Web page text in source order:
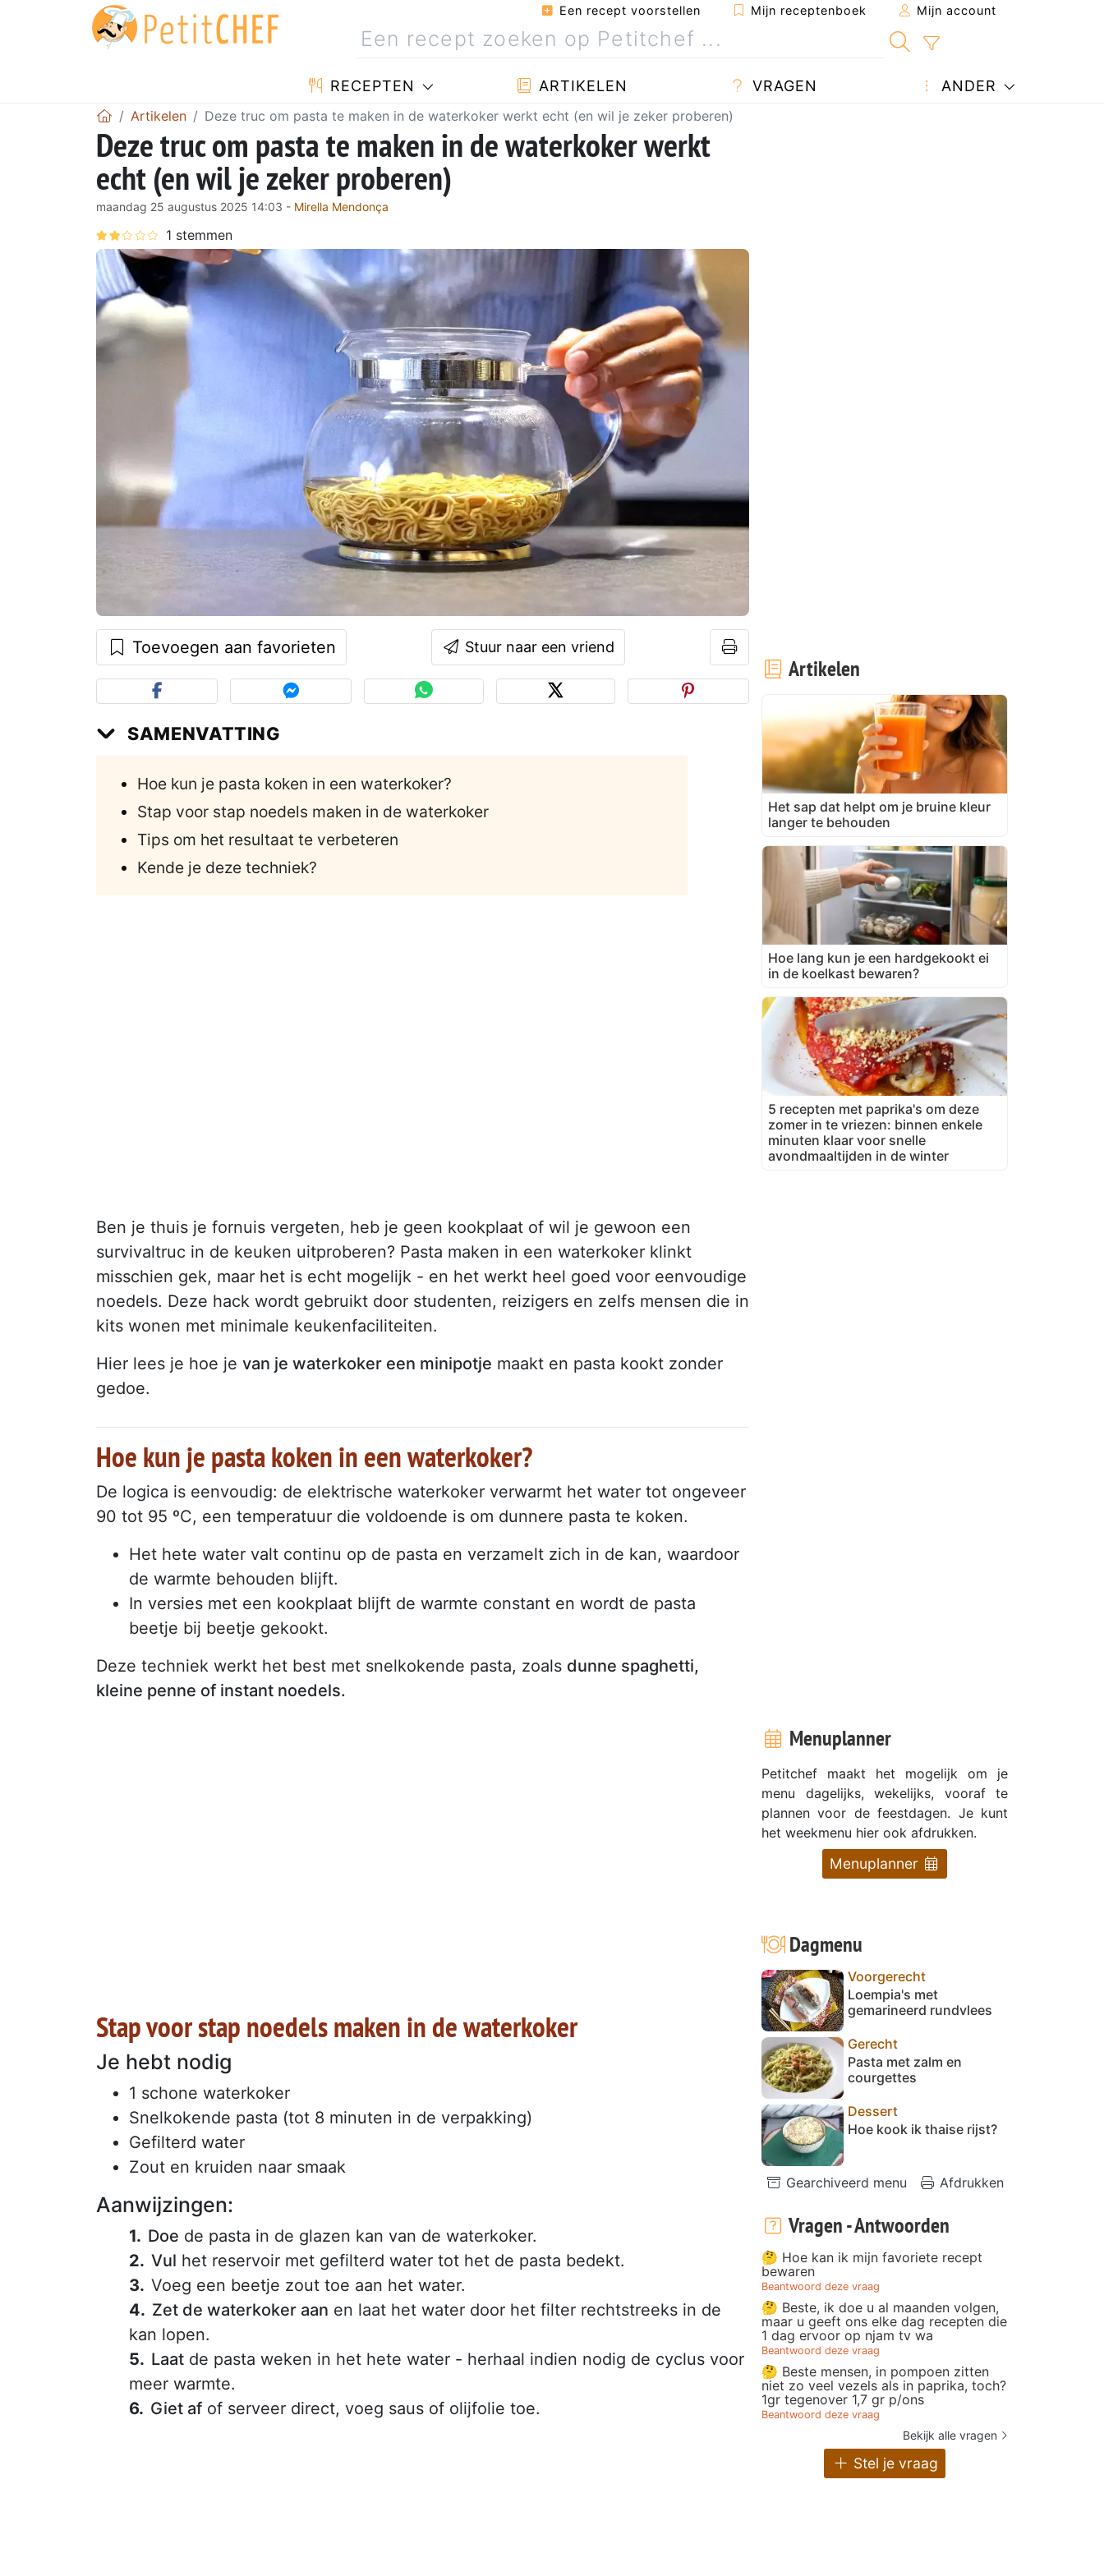
Een recept voorstellen Mijn receptenboek Mijn account
RECEPTEN ARTIKELEN VRAGEN ANDER
Artikelen Deze truc om pasta te maken in de waterkoker werkt echt (en wil je zeker proberen)
Deze truc om pasta te maken in de waterkoker werkt
echt (en wil je zeker proberen)
maandag 25 augustus 2025 14:03 - Mirella Mendonça
Toevoegen aan favorieten Stuur naar een vriend
SAMENVATTING
Hoe kun je pasta koken in een waterkoker?
Stap voor stap noedels maken in de waterkoker
Tips om het resultaat te verbeteren
Kende je deze techniek?
Ben je thuis je fornuis vergeten, heb je geen kookplaat of wil je gewoon een
survivaltruc in de keuken uitproberen? Pasta maken in een waterkoker klinkt
misschien gek, maar het is echt mogelijk - en het werkt heel goed voor eenvoudige
noedels. Deze hack wordt gebruikt door studenten, reizigers en zelfs mensen die in
kits wonen met minimale keukenfaciliteiten.
Hier lees je hoe je van je waterkoker een minipotje maakt en pasta kookt zonder
gedoe.
Hoe kun je pasta koken in een waterkoker?
De logica is eenvoudig: de elektrische waterkoker verwarmt het water tot ongeveer
90 tot 95 ºC, een temperatuur die voldoende is om dunnere pasta te koken.
Het hete water valt continu op de pasta en verzamelt zich in de kan, waardoor
de warmte behouden blijft.
In versies met een kookplaat blijft de warmte constant en wordt de pasta
beetje bij beetje gekookt.
Deze techniek werkt het best met snelkokende pasta, zoals dunne spaghetti,
kleine penne of instant noedels.
Stap voor stap noedels maken in de waterkoker
Je hebt nodig
1 schone waterkoker
Snelkokende pasta (tot 8 minuten in de verpakking)
Gefilterd water
Zout en kruiden naar smaak
Aanwijzingen:
Doe de pasta in de glazen kan van de waterkoker.
Vul het reservoir met gefilterd water tot het de pasta bedekt.
Voeg een beetje zout toe aan het water.
Zet de waterkoker aan en laat het water door het filter rechtstreeks in de
kan lopen.
Laat de pasta weken in het hete water - herhaal indien nodig de cyclus voor
meer warmte.
Giet af of serveer direct, voeg saus of olijfolie toe.
Artikelen
Het sap dat helpt om je bruine kleur
langer te behouden
Hoe lang kun je een hardgekookt ei
in de koelkast bewaren?
5 recepten met paprika's om deze
zomer in te vriezen: binnen enkele
minuten klaar voor snelle
avondmaaltijden in de winter
Menuplanner
Petitchef maakt het mogelijk om je
menu dagelijks, wekelijks, vooraf te
plannen voor de feestdagen. Je kunt
het weekmenu hier ook afdrukken.
Menuplanner
Dagmenu
Voorgerecht
Loempia's met
gemarineerd rundvlees
Gerecht
Pasta met zalm en
courgettes
Dessert
Hoe kook ik thaise rijst?
Gearchiveerd menu Afdrukken
Vragen - Antwoorden
🤔 Hoe kan ik mijn favoriete recept
bewaren
Beantwoord deze vraag
🤔 Beste, ik doe u al maanden volgen,
maar u geeft ons elke dag recepten die
1 dag ervoor op njam tv wa
Beantwoord deze vraag
🤔 Beste mensen, in pompoen zitten
niet zo veel vezels als in paprika, toch?
1gr tegenover 1,7 gr p/ons
Beantwoord deze vraag
Bekijk alle vragen
Stel je vraag